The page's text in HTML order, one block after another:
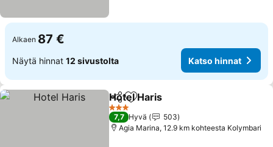
Alkaen 87 €
Näytä hinnat 12 sivustolta Katso hinnat
Jaa Lisää suosikkeihin
Hotel Haris
3 Tähtiluokitus
7,7 Hyvä
503
Agia Marina, 12.9 km kohteesta Kolymbari